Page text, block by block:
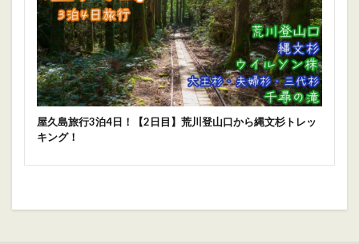
屋久島旅行3泊4日！【2日目】荒川登山口から縄文杉トレッ
キング！